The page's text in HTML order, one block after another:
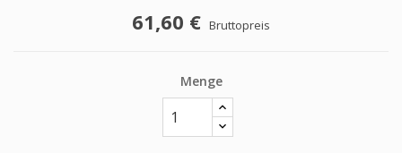
61,60 € Bruttopreis
Menge